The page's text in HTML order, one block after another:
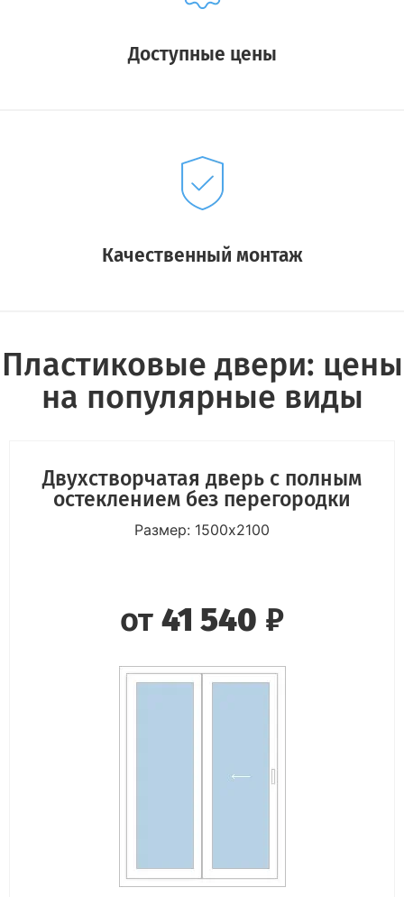
Доступные цены
Качественный монтаж
Пластиковые двери: цены
на популярные виды
Двухстворчатая дверь с полным
остеклением без перегородки
Размер: 1500х2100
от 41 540 ₽